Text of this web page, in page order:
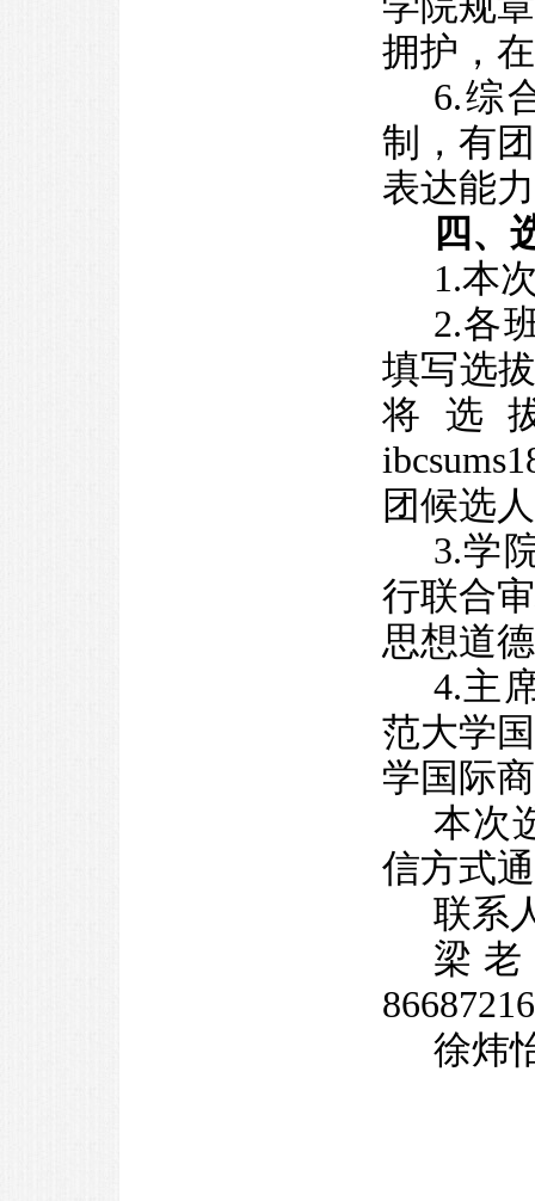
拥护，
6.综
制，有
表达能
四、
1.本
2.各
填写选
将选
团候选
3.学
行联合
思想道
4.主
范大学
学国际
本次
信方式
联系
梁
86687216
徐炜